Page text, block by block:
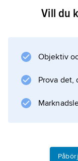
Vill du
Objektiv
Prova det,